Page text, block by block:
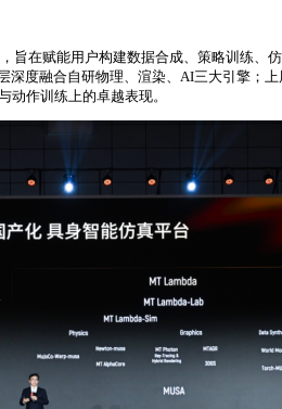
旨在赋能用户构建数据合成、策略训练
度融合自研物理、渲染、AI三大引擎；
动作训练上的卓越表现。